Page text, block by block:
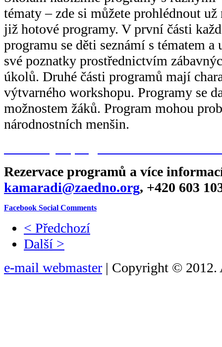
tématy – zde si můžete prohlédnout už
již hotové programy. V první části
programu se děti seznámí s tématem a
své poznatky prostřednictvím
úkolů. Druhé části programů mají
výtvarného workshopu. Programy se
možnostem žáků. Program mohou
národnostních menšin.
Rezervace programů a více
kamaradi@zaedno.org, +420 603
Facebook Social Comments
< Předchozí
Další >
e-mail webmaster | Copyright © 2012.